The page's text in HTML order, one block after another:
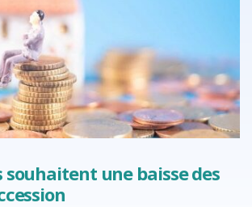
souhaitent une baisse des